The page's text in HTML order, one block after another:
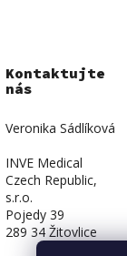
Kontaktujte
nás
Veronika Sádlíková
INVE Medical
Czech Republic,
s.r.o.
Pojedy 39
289 34 Žitovlice